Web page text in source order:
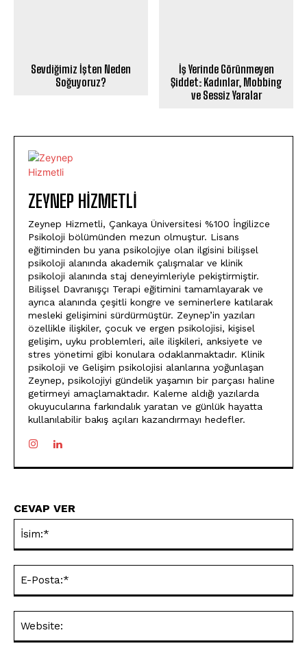
Sevdiğimiz İşten Neden
Soğuyoruz?
İş Yerinde Görünmeyen
Şiddet: Kadınlar, Mobbing
ve Sessiz Yaralar
ZEYNEP HIZMETLI
Zeynep Hizmetli, Çankaya Üniversitesi %100 İngilizce
Psikoloji bölümünden mezun olmuştur. Lisans
eğitiminden bu yana psikolojiye olan ilgisini bilişsel
psikoloji alanında akademik çalışmalar ve klinik
psikoloji alanında staj deneyimleriyle pekiştirmiştir.
Bilişsel Davranışçı Terapi eğitimini tamamlayarak ve
ayrıca alanında çeşitli kongre ve seminerlere katılarak
mesleki gelişimini sürdürmüştür. Zeynep’in yazıları
özellikle ilişkiler, çocuk ve ergen psikolojisi, kişisel
gelişim, uyku problemleri, aile ilişkileri, anksiyete ve
stres yönetimi gibi konulara odaklanmaktadır. Klinik
psikoloji ve Gelişim psikolojisi alanlarına yoğunlaşan
Zeynep, psikolojiyi gündelik yaşamın bir parçası haline
getirmeyi amaçlamaktadır. Kaleme aldığı yazılarda
okuyucularına farkındalık yaratan ve günlük hayatta
kullanılabilir bakış açıları kazandırmayı hedefler.
CEVAP VER